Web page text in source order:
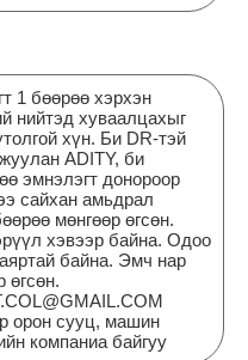
1 бөөрөө хэрхэн
нийтэд хуваалцахыг
хүн. Би DR-тэй
ADITY, би
эмнэлэгт донороор
сайхан амьдрал
мөнгөөр өгсөн.
хэвээр байна. Одоо
байна. Эмч нар
өгсөн.
орон сууц, машин
компаниа байгуу